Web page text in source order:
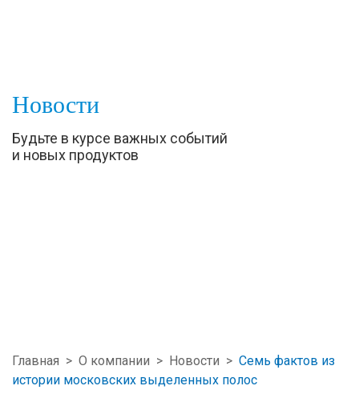
Новости
Будьте в курсе важных событий
и новых продуктов
Главная > О компании > Новости > Семь фактов из
истории московских выделенных полос